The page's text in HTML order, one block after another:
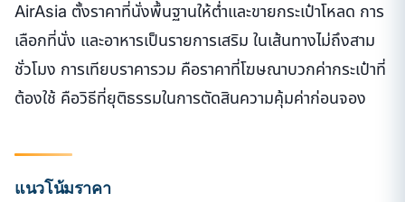
AirAsia ตั้งราคาที่นั่งพื้นฐานให้ต่ำและขายกระเป๋าโหลด การ
เลือกที่นั่ง และอาหารเป็นรายการเสริม ในเส้นทางไม่ถึงสาม
ชั่วโมง การเทียบราคารวม คือราคาที่โฆษณาบวกค่ากระเป๋าที่
ต้องใช้ คือวิธีที่ยุติธรรมในการตัดสินความคุ้มค่าก่อนจอง
แนวโน้มราคา